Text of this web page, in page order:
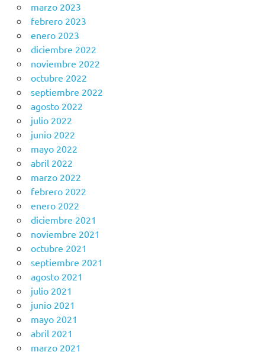
marzo 2023
febrero 2023
enero 2023
diciembre 2022
noviembre 2022
octubre 2022
septiembre 2022
agosto 2022
julio 2022
junio 2022
mayo 2022
abril 2022
marzo 2022
febrero 2022
enero 2022
diciembre 2021
noviembre 2021
octubre 2021
septiembre 2021
agosto 2021
julio 2021
junio 2021
mayo 2021
abril 2021
marzo 2021